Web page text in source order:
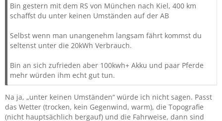
Bin gestern mit dem RS von München nach Kiel, 400 km
schaffst du unter keinen Umständen auf der AB
Selbst wenn man unangenehm langsam fährt kommst du
seltenst unter die 20kWh Verbrauch.
Bin an sich zufrieden aber 100kwh+ Akku und paar Pferde
mehr würden ihm echt gut tun.
Na ja, „unter keinen Umständen“ würde ich nicht sagen. Passt
das Wetter (trocken, kein Gegenwind, warm), die Topografie
(nicht hauptsächlich bergauf) und die Fahrweise, dann sind